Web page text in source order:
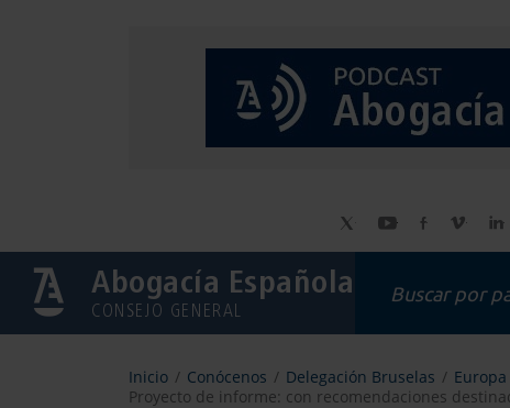
Abogacía Española
CONSEJO GENERAL
Inicio Conócenos Delegación Bruselas
Proyecto de informe: con recomendaciones